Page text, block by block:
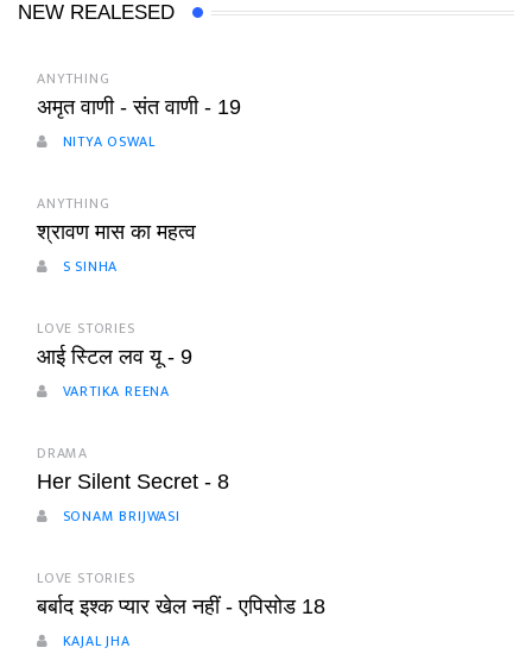
NEW REALESED
ANYTHING
अमृत वाणी - संत वाणी - 19
NITYA OSWAL
ANYTHING
श्रावण मास का महत्व
S SINHA
LOVE STORIES
आई स्टिल लव यू - 9
VARTIKA REENA
DRAMA
Her Silent Secret - 8
SONAM BRIJWASI
LOVE STORIES
बर्बाद इश्क प्यार खेल नहीं - एपिसोड 18
KAJAL JHA